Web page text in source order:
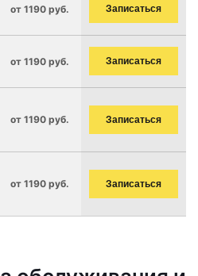
от 1190 руб. Записаться
от 1190 руб. Записаться
от 1190 руб. Записаться
от 1190 руб. Записаться